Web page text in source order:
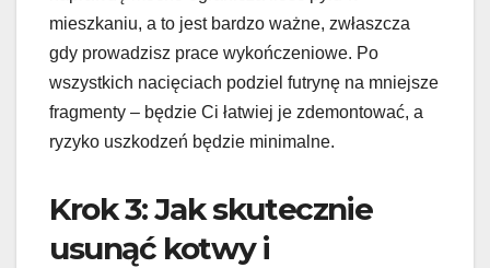
mieszkaniu, a to jest bardzo ważne, zwłaszcza
gdy prowadzisz prace wykończeniowe. Po
wszystkich nacięciach podziel futrynę na mniejsze
fragmenty – będzie Ci łatwiej je zdemontować, a
ryzyko uszkodzeń będzie minimalne.
Krok 3: Jak skutecznie
usunąć kotwy i